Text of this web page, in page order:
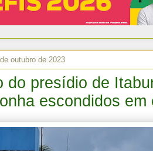
outubro de 2023
do presídio de
escondidos em